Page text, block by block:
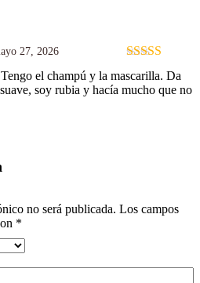
Valorado con
5de 5
27, 2026
el champú y la mascarilla. Da
soy rubia y hacía mucho que no
no será publicada. Los campos
*